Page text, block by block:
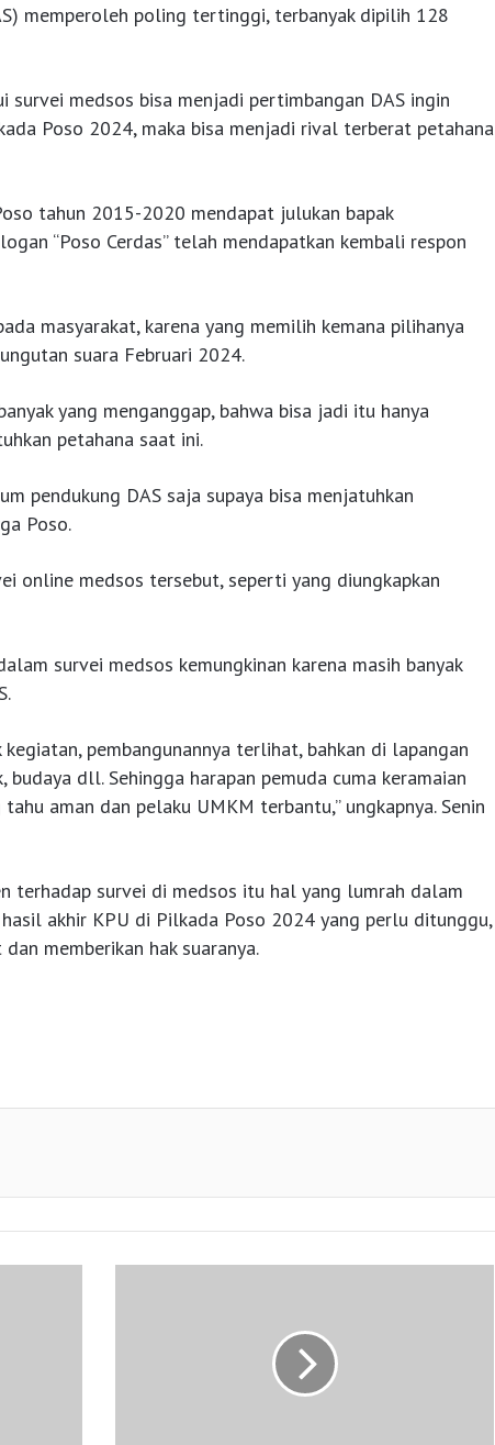
memperoleh poling tertinggi, terbanyak dipilih 128
survei medsos bisa menjadi pertimbangan DAS ingin
Poso 2024, maka bisa menjadi rival terberat petahana
tahun 2015-2020 mendapat julukan bapak
“Poso Cerdas” telah mendapatkan kembali respon
masyarakat, karena yang memilih kemana pilihanya
suara Februari 2024.
yang menganggap, bahwa bisa jadi itu hanya
petahana saat ini.
pendukung DAS saja supaya bisa menjatuhkan
Poso.
online medsos tersebut, seperti yang diungkapkan
survei medsos kemungkinan karena masih banyak
pembangunannya terlihat, bahkan di lapangan
dll. Sehingga harapan pemuda cuma keramaian
aman dan pelaku UMKM terbantu,” ungkapnya. Senin
terhadap survei di medsos itu hal yang lumrah dalam
akhir KPU di Pilkada Poso 2024 yang perlu ditunggu,
memberikan hak suaranya.